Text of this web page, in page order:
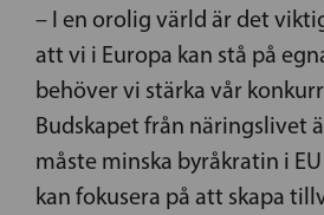
– I en orolig värld är det
att vi i Europa kan stå på
behöver vi stärka vår
Budskapet från näringslivet
måste minska byråkratin i
kan fokusera på att skapa